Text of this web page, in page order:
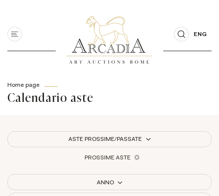
ENG
Home page
Calendario aste
ASTE PROSSIME/PASSATE
PROSSIME ASTE
ANNO